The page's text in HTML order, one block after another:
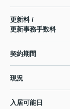
更新料 /
更新事務手数料
契約期間
現況
入居可能日